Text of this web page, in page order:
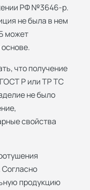
РФ №3646-р.
не была в нем
может
что получение
Р или ТР ТС
не было
свойства
продукцию